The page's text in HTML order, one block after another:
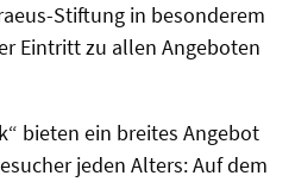
Stiftung in besonderem
Eintritt zu allen Angeboten
bieten ein breites Angebot
jeden Alters: Auf dem